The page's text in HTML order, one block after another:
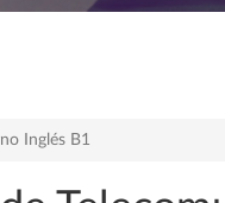
Inglés B1